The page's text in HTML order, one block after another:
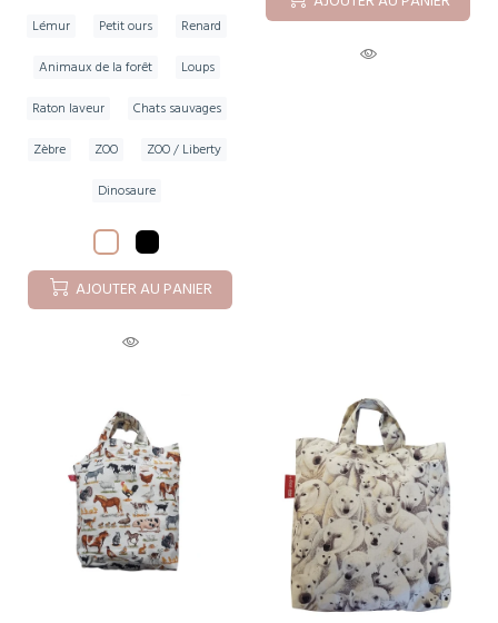
Lémur Petit ours
Renard
Animaux de la forêt
Loups
Raton laveur
Chats sauvages
Zèbre
ZOO
ZOO / Liberty
Dinosaure
AJOUTER AU PANIER